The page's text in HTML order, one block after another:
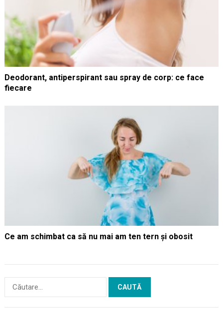
Deodorant, antiperspirant sau spray de corp: ce face
fiecare
Ce am schimbat ca să nu mai am ten tern și obosit
Caută